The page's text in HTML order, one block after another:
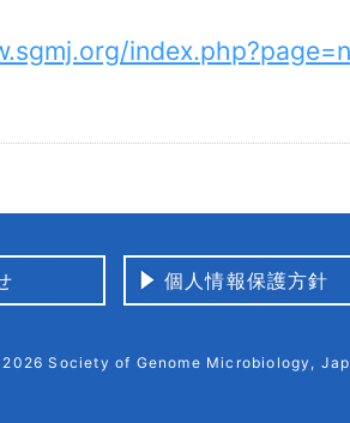
個人情報保護方針
Society of Genome Microbiology,